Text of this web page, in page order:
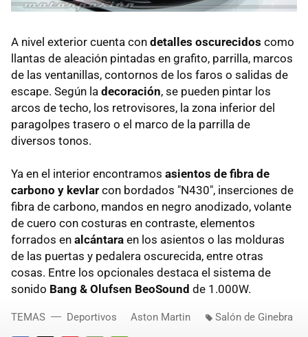
A nivel exterior cuenta con detalles oscurecidos como
llantas de aleación pintadas en grafito, parrilla, marcos
de las ventanillas, contornos de los faros o salidas de
escape. Según la decoración, se pueden pintar los
arcos de techo, los retrovisores, la zona inferior del
paragolpes trasero o el marco de la parrilla de
diversos tonos.
Ya en el interior encontramos asientos de fibra de
carbono y kevlar con bordados "N430", inserciones de
fibra de carbono, mandos en negro anodizado, volante
de cuero con costuras en contraste, elementos
forrados en alcántara en los asientos o las molduras
de las puertas y pedalera oscurecida, entre otras
cosas. Entre los opcionales destaca el sistema de
sonido Bang & Olufsen BeoSound de 1.000W.
TEMAS Deportivos Aston Martin Salón de Ginebra